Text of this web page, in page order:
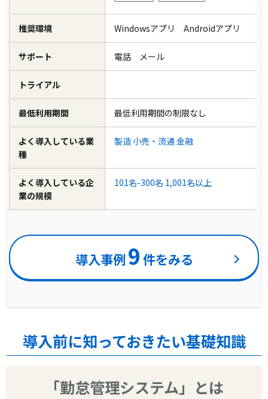
推奨環境 Windowsアプリ Androidアプリ
サポート 電話 メール
トライアル
最低利用期間 最低利用期間の制限なし
よく導入している業
種
製造 小売・流通 金融
よく導入している企
業の規模
101名-300名 1,001名以上
導入事例 9 件をみる
導入前に知っておきたい基礎知識
「勤怠管理システム」とは